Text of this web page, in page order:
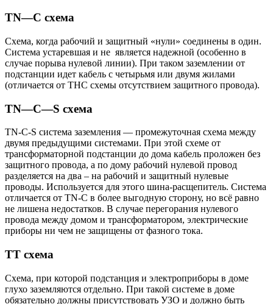
TN—C схема
Схема, когда рабочий и защитный «нули» соединены в один.
Система устаревшая и не является надежной (особенно в
случае порыва нулевой линии). При таком заземлении от
подстанции идет кабель с четырьмя или двумя жилами
(отличается от ТНС схемы отсутствием защитного провода).
TN—C—S схема
TN-C-S система заземления — промежуточная схема между
двумя предыдущими системами. При этой схеме от
трансформаторной подстанции до дома кабель проложен без
защитного провода, а по дому рабочий нулевой провод
разделяется на два – на рабочий и защитный нулевые
проводы. Используется для этого шина-расщепитель. Система
отличается от TN-C в более выгодную сторону, но всё равно
не лишена недостатков. В случае перегорания нулевого
провода между домом и трансформатором, электрические
приборы ни чем не защищены от фазного тока.
TT схема
Схема, при которой подстанция и электроприборы в доме
глухо заземляются отдельно. При такой системе в доме
обязательно должны присутствовать УЗО и должно быть